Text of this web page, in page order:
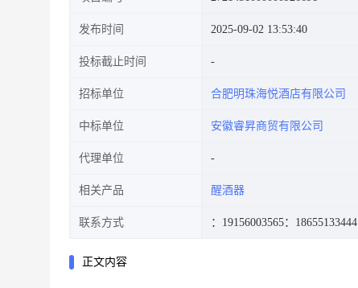
发布时间 2025-09-02 13:53:40
投标截止时间
招标单位 合肥明珠海悦酒店有限公司
中标单位 安徽睿昇商贸有限公司
代理单位
相关产品 醒酒器
联系方式 ：19156003565：18655133444
正文内容